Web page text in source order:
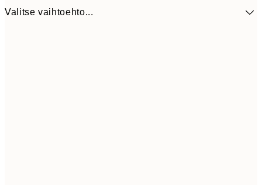
Valitse vaihtoehto...